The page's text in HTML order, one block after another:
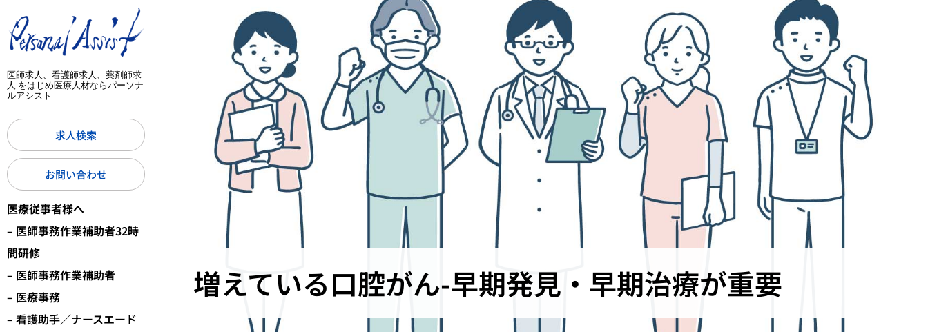
医師求人、看護師求人、薬剤師求
人 をはじめ医療人材ならパーソナ
ルアシスト
求人検索
お問い合わせ
医療従事者様へ
– 医師事務作業補助者32時
間研修
– 医師事務作業補助者
– 医療事務
– 看護助手／ナースエード
増えている口腔がん-早期発見・早期治療が重要